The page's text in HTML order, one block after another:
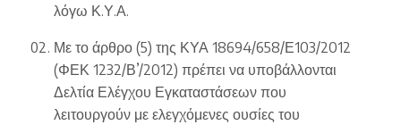
λόγω Κ.Υ.Α.
Με το άρθρο (5) της ΚΥΑ 18694/658/Ε103/2012
(ΦΕΚ 1232/Β’/2012) πρέπει να υποβάλλονται
Δελτία Ελέγχου Εγκαταστάσεων που
λειτουργούν με ελεγχόμενες ουσίες του